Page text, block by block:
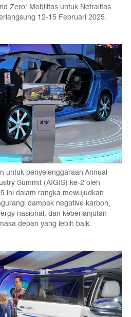
Zero: Mobilitas untuk Netralitas
12-15 Februari 2025.
untuk penyelenggaraan Annual
Summit (AIGIS) ke-2 oleh
ini dalam rangka mewujudkan
dampak negative karbon,
nasional, dan keberlanjutan
depan yang lebih baik.